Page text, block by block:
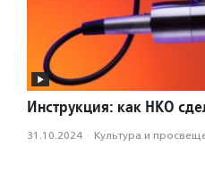
Инструкция: как НКО
31.10.2024 · Культура и